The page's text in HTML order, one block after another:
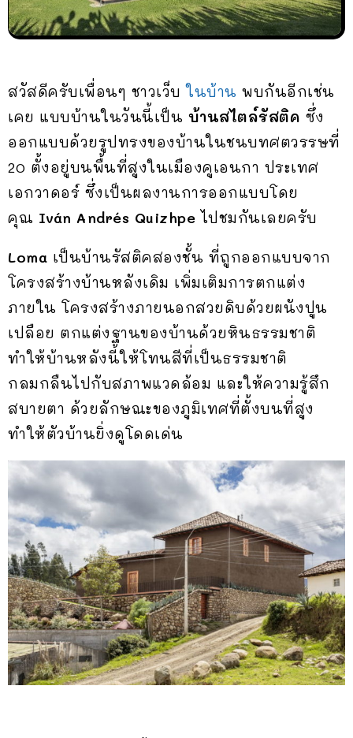
สวัสดีครับเพื่อนๆ ชาวเว็บในบ้าน พบกันอีกเช่น
เคย แบบบ้านในวันนี้เป็น บ้านสไตล์รัสติค ซึ่ง
ออกแบบด้วยรูปทรงของบ้านในชนบทศตวรรษที่
20 ตั้งอยู่บนพื้นที่สูงในเมืองคูเอนกา ประเทศ
เอกวาดอร์ ซึ่งเป็นผลงานการออกแบบโดย
คุณ Iván Andrés Quizhpeไปชมกันเลยครับ
Loma เป็นบ้านรัสติคสองชั้น ที่ถูกออกแบบจาก
โครงสร้างบ้านหลังเดิม เพิ่มเติมการตกแต่ง
ภายใน โครงสร้างภายนอกสวยดิบด้วยผนังปูน
เปลือย ตกแต่งฐานของบ้านด้วยหินธรรมชาติ
ทำให้บ้านหลังนี้ให้โทนสีที่เป็นธรรมชาติ
กลมกลืนไปกับสภาพแวดล้อม และให้ความรู้สึก
สบายตา ด้วยลักษณะของภูมิเทศที่ตั้งบนที่สูง
ทำให้ตัวบ้านยิ่งดูโดดเด่น